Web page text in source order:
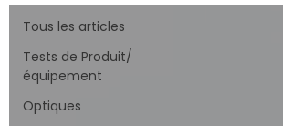
Tous les articles
Tests de Produit/
équipement
Optiques